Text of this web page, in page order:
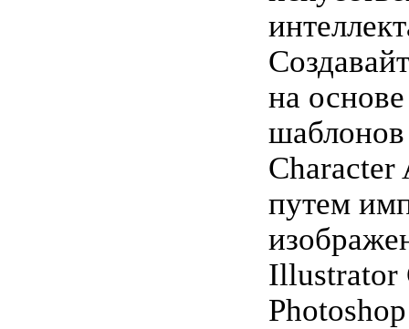
на
Character
путем
Illustrator